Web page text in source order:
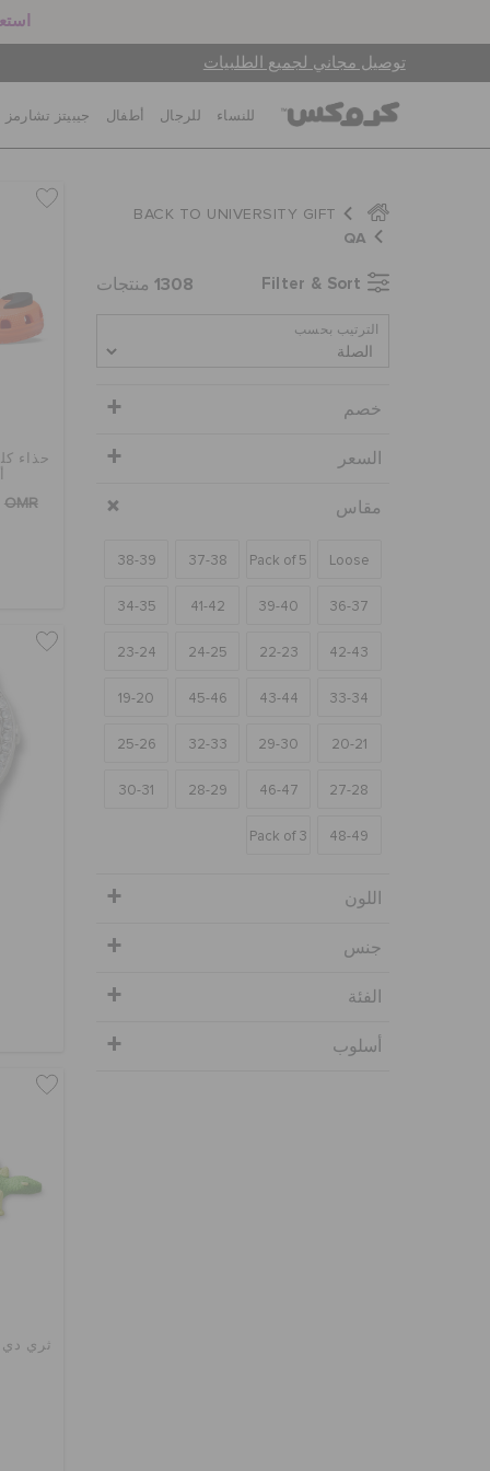
توصيل مجاني لجميع الطلبيات
للنساء للرجال أطفال جيبيتز تشارمز
BACK TO UNIVERSITY GIFT
QA
Filter & Sort
1308 منتجات
الترتيب بحسب
خصم
السعر
مقاس
Loose
Pack of 5
37-38
38-39
36-37
39-40
41-42
34-35
42-43
22-23
24-25
23-24
33-34
43-44
45-46
19-20
20-21
29-30
32-33
25-26
27-28
46-47
28-29
30-31
48-49
Pack of 3
اللون
جنس
الفئة
أسلوب
حذاء
OMR
ثري دي